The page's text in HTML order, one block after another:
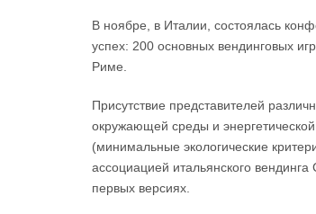
В ноябре, в Италии, состоялась
успех: 200 основных вендинговых
Риме.
Присутствие представителей
окружающей среды и
(минимальные экологические
ассоциацией итальянского
первых версиях.